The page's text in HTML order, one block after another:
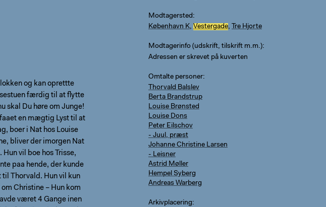
og kan oprettte
færdig til at flytte
skal Du høre om Junge!
en mægtig Lyst til at
boer i Nat hos Louise
bliver der imorgen Nat
vil boe hos Trisse,
paa hende, der kunde
til Thorvald. Hun vil kun
Christine – Hun kom
været 4 Gange inen
Modtagersted
København K, Vestergade, Tre Hjorte
Modtagerinfo (udskrift, tilskrift m.m.)
Adressen er skrevet på kuverten
Omtalte personer
Thorvald Balslev
Berta Brandstrup
Louise Brønsted
Louise Dons
Peter Eilschov
- Juul, præst
Johanne Christine Larsen
- Leisner
Astrid Møller
Hempel Syberg
Andreas Warberg
Arkivplacering